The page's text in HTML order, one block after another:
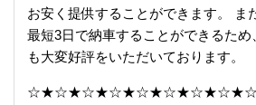
お安く提供することができます。 ま
最短3日で納車することができるため
も大変好評をいただいております。